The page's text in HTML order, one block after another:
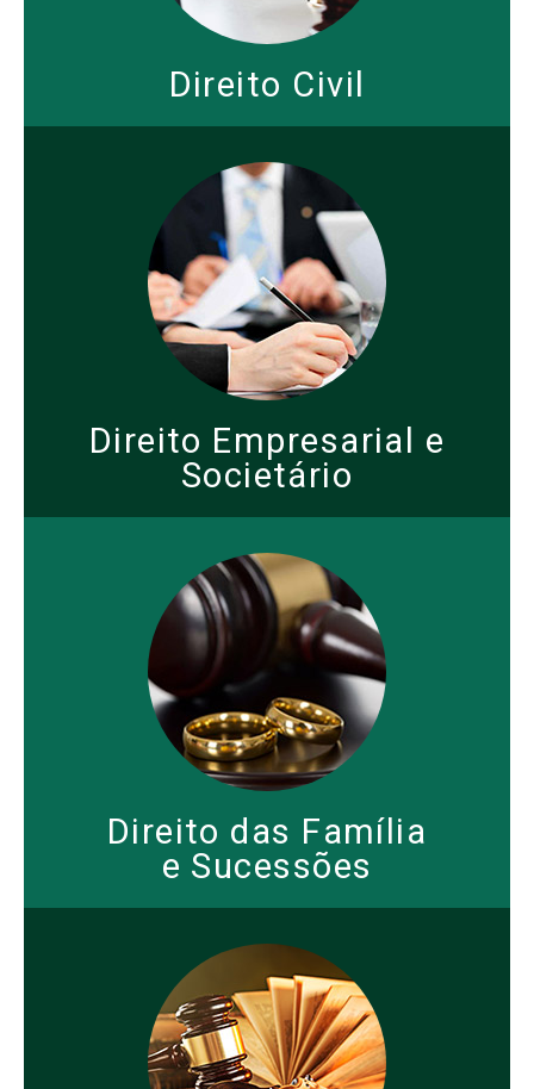
Direito Civil
Direito Empresarial e
Societário
Direito das Família
e Sucessões